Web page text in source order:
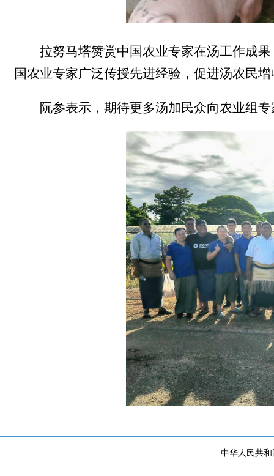
拉努马塔赞赏中国农业专家在汤工作成
国农业专家广泛传授先进经验，促进汤农民
阮参表示，期待更多汤加民众向农业组
中华人民共